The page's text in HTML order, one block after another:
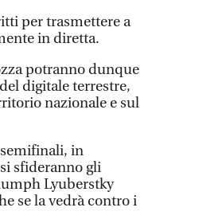
per trasmettere a
in diretta.
potranno dunque
digitale terrestre,
nazionale e sul
in
sfideranno gli
Lyuberstky
se la vedrà contro i